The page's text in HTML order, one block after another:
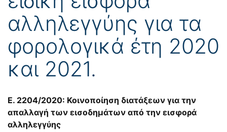
αλληλεγγύης για τα
φορολογικά έτη 2020
και 2021.
Ε. 2204/2020: Κοινοποίηση διατάξεων για την
απαλλαγή των εισοδημάτων από την εισφορά
αλληλεγγύης